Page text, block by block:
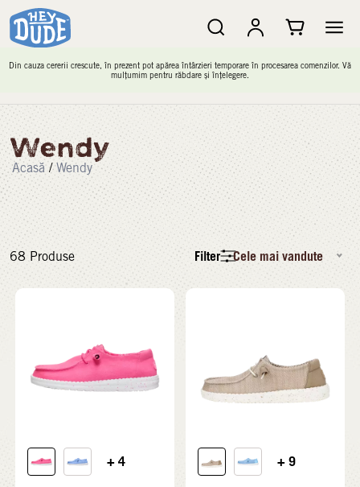
Din cauza cererii crescute, în prezent pot apărea întârzieri temporare în procesarea comenzilor. Vă
mulțumim pentru răbdare și înțelegere.
Wendy
Acasă / Wendy
68 Produse Filter Cele mai vandute
+ 4 + 9